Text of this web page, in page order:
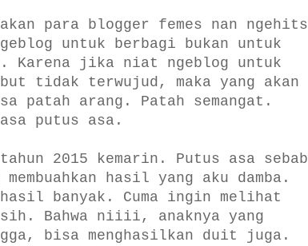
para blogger femes nan ngehits
untuk berbagi bukan untuk
Karena jika niat ngeblog untuk
tidak terwujud, maka yang akan
patah arang. Patah semangat.
putus asa.
2015 kemarin. Putus asa sebab
hasil yang aku damba.
hasil banyak. Cuma ingin melihat
sih. Bahwa niiii, anaknya yang
bisa menghasilkan duit juga.